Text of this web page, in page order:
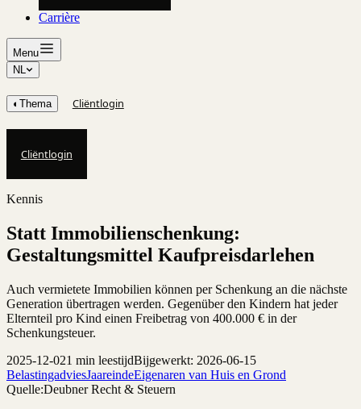
Carrière
Menu
NL
◐ Thema Cliëntlogin
Cliëntlogin
Kennis
Statt Immobilienschenkung:
Gestaltungsmittel Kaufpreisdarlehen
Auch vermietete Immobilien können per Schenkung an die nächste
Generation übertragen werden. Gegenüber den Kindern hat jeder
Elternteil pro Kind einen Freibetrag von 400.000 € in der
Schenkungsteuer.
2025-12-021 min leestijdBijgewerkt: 2026-06-15
BelastingadviesJaareindeEigenaren van Huis en Grond
Quelle:Deubner Recht & Steuern